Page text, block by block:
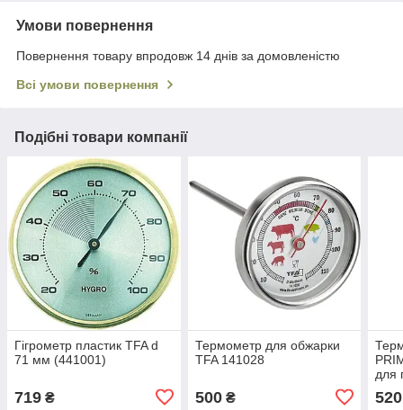
Умови повернення
Повернення товару впродовж 14 днів за домовленістю
Всі умови повернення
Подібні товари компанії
Гігрометр пластик TFA d
71 мм (441001)
719 ₴
Термометр для обжарки
TFA 141028
500₴
для
520